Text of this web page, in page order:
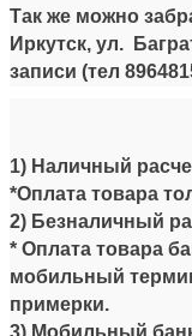
Так же можно
Иркутск, ул.
записи (тел
1) Наличный
*Оплата товара
2) Безналичный
* Оплата товара
мобильный
примерки.
3) Мобильный